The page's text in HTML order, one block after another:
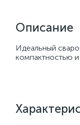
Описание
Идеальный
компактностью